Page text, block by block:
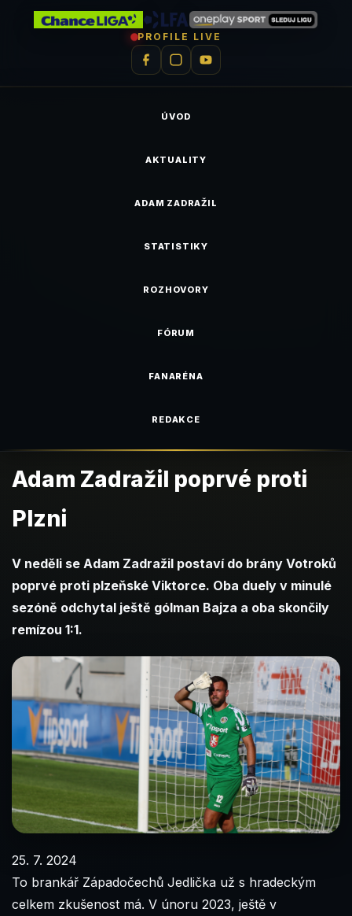
PROFILE LIVE
ÚVOD
AKTUALITY
ADAM ZADRAŽIL
STATISTIKY
ROZHOVORY
FÓRUM
FANARÉNA
REDAKCE
Adam Zadražil poprvé proti
Plzni
V neděli se Adam Zadražil postaví do brány Votroků
poprvé proti plzeňské Viktorce. Oba duely v minulé
sezóně odchytal ještě gólman Bajza a oba skončily
remízou 1:1.
25. 7. 2024
To brankář Západočechů Jedlička už s hradeckým
celkem zkušenost má. V únoru 2023, ještě v